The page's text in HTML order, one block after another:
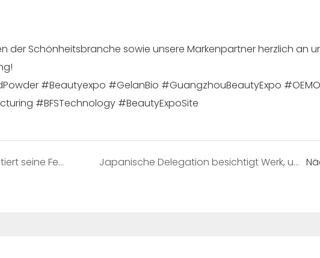
der Schönheitsbranche sowie unsere Markenpartner herzlich an
#Beautyexpo #GelanBio #GuangzhouBeautyExpo
#BFSTechnology #BeautyExpoSite
Gelan Biotechnology präsentiert seine Fertigungskompetenz auf der Inter CHARM Moskau und stößt auf großes Besucherinteresse Japanische Delegation besichtigt Werk, um neue Produktkooperationen zu erkunden.